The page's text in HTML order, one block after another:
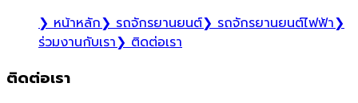
❯ หน้าหลัก❯ รถจักรยานยนต์❯ รถจักรยานยนต์ไฟฟ้า❯
ร่วมงานกับเรา❯ ติดต่อเรา
ติดต่อเรา